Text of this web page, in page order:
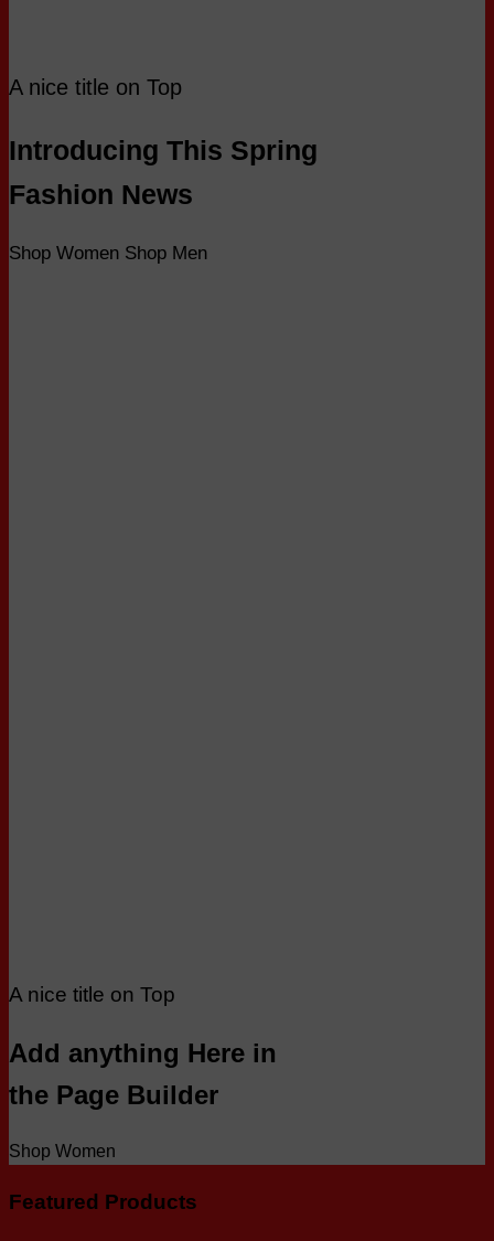
A nice title on Top
Introducing This Spring
Fashion News
Shop Women Shop Men
A nice title on Top
Add anything Here in
the Page Builder
Shop Women
Featured Products